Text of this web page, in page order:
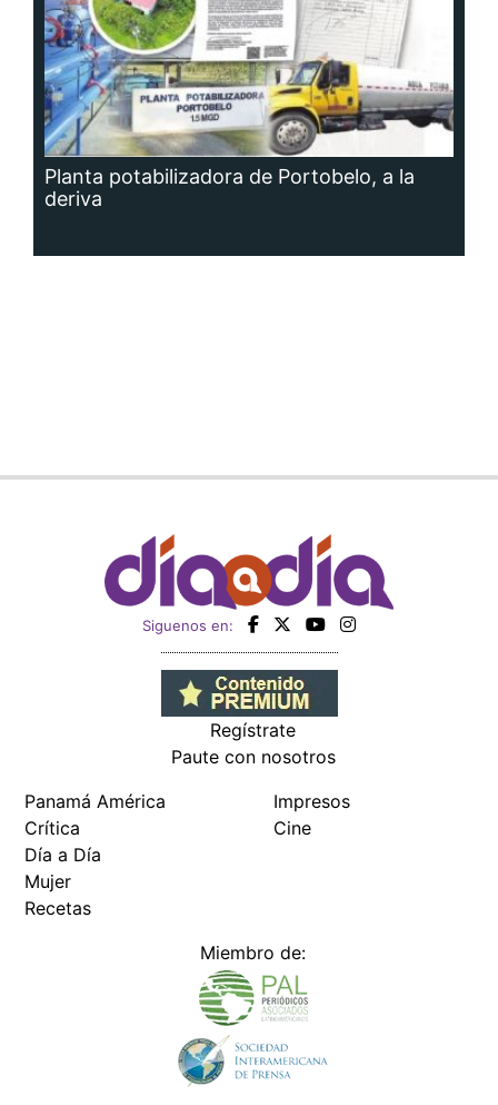
Planta potabilizadora de Portobelo, a la
deriva
Siguenos en:
Regístrate
Paute con nosotros
Panamá América
Crítica
Día a Día
Mujer
Recetas
Impresos
Cine
Miembro de: